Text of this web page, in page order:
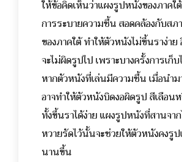
ให้ข้อคิดเห็นว่าแผงรูปหนังของภาคใ
การระบายความชื้น สอดคล้องกับส
ของภาคใต้ ทำให้ตัวหนังไม่ขึ้นราง่า
จะไม่ผิดรูปไป เพราะบางครั้งการเก็
หากตัวหนังที่เล่นมีความชื้น เมื่อนำม
อาจทำให้ตัวหนังบิดงอผิดรูป สีเลือน
ทั้งขึ้นราได้ง่าย แผงรูปหนังที่สานจา
หวายรัดไว้นั้นจะช่วยให้ตัวหนังคงรูป
นานขึ้น